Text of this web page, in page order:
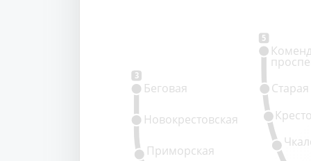
3
5
Приморская
Новокрестовская
Беговая